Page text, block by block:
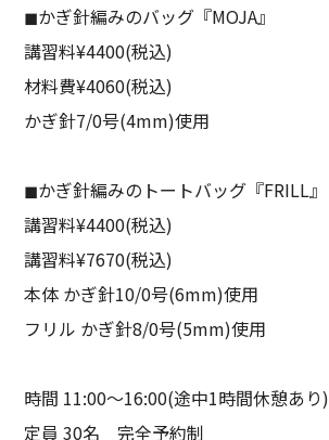
◼︎かぎ針編みのバッグ『MOJA』
講習料¥4400(税込)
材料費¥4060(税込)
かぎ針7/0号(4mm)使用
◼︎かぎ針編みのトートバッグ『FRILL』
講習料¥4400(税込)
講習料¥7670(税込)
本体 かぎ針10/0号(6mm)使用
フリル かぎ針8/0号(5mm)使用
時間 11:00〜16:00(途中1時間休憩あり)
定員 30名 完全予約制